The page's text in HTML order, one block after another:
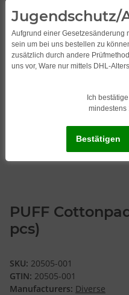
PUFF
pcs)
SKU: 20505-001
GTIN: 20505-001
Manufacturers: Diverse
Jugendschutz/
Aufgrund einer Gesetzesänderung
sein um bei uns bestellen zu
zusätzlich durch andere
uns vor, Ware nur mittels DHL-
Ich
mindestens